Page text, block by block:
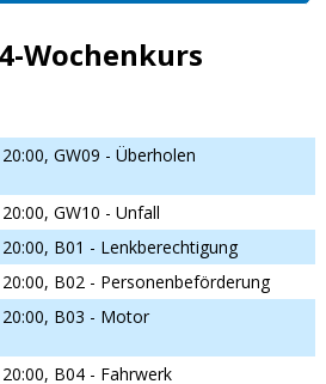
Wochenkurs
GW09 - Überholen
GW10 - Unfall
B01 - Lenkberechtigung
B02 - Personenbeförderung
B03 - Motor
B04 - Fahrwerk